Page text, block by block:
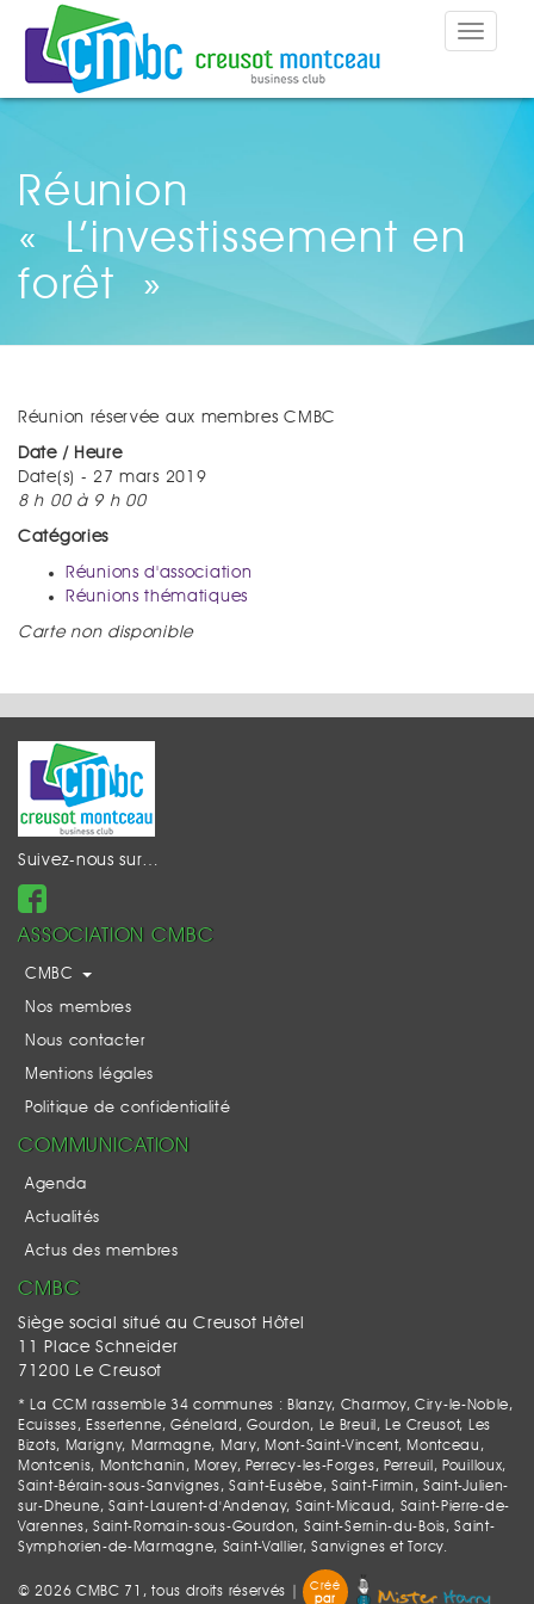
Toggle
Réunion
« L’investissement en
forêt »
Réunion réservée aux membres CMBC
Date / Heure
Date(s) - 27 mars 2019
8 h 00 à 9 h 00
Catégories
Réunions d'association
Réunions thématiques
Carte non disponible
Suivez-nous sur…
ASSOCIATION CMBC
CMBC
Nos membres
Nous contacter
Mentions légales
Politique de confidentialité
COMMUNICATION
Agenda
Actualités
Actus des membres
CMBC
Siège social situé au Creusot Hôtel
11 Place Schneider
71200 Le Creusot
* La CCM rassemble 34 communes : Blanzy, Charmoy, Ciry-le-Noble,
Ecuisses, Essertenne, Génelard, Gourdon, Le Breuil, Le Creusot, Les
Bizots, Marigny, Marmagne, Mary, Mont-Saint-Vincent, Montceau,
Montcenis, Montchanin, Morey, Perrecy-les-Forges, Perreuil, Pouilloux,
Saint-Bérain-sous-Sanvignes, Saint-Eusèbe, Saint-Firmin, Saint-Julien-
sur-Dheune, Saint-Laurent-d'Andenay, Saint-Micaud, Saint-Pierre-de-
Varennes, Saint-Romain-sous-Gourdon, Saint-Sernin-du-Bois, Saint-
Symphorien-de-Marmagne, Saint-Vallier, Sanvignes et Torcy.
© 2026 CMBC 71, tous droits réservés |
Créé
par